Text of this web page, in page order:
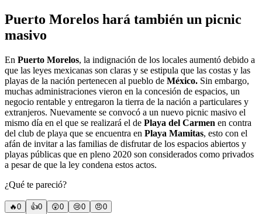
Puerto Morelos hará también un picnic
masivo
En Puerto Morelos, la indignación de los locales aumentó debido a
que las leyes mexicanas son claras y se estipula que las costas y las
playas de la nación pertenecen al pueblo de México. Sin embargo,
muchas administraciones vieron en la concesión de espacios, un
negocio rentable y entregaron la tierra de la nación a particulares y
extranjeros. Nuevamente se convocó a un nuevo picnic masivo el
mismo día en el que se realizará el de Playa del Carmen en contra
del club de playa que se encuentra en Playa Mamitas, esto con el
afán de invitar a las familias de disfrutar de los espacios abiertos y
playas públicas que en pleno 2020 son considerados como privados
a pesar de que la ley condena estos actos.
¿Qué te pareció?
🔥0 👍0 😲0 😢0 😠0